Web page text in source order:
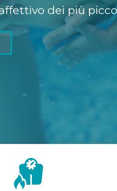
dei più